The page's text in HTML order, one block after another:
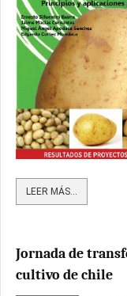
LEER MÁS...
Jornada de
cultivo de chile